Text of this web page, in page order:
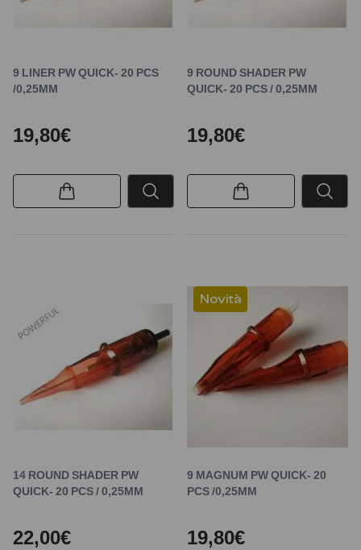
9 LINER PW QUICK- 20 PCS
/0,25MM
19,80€
9 ROUND SHADER PW
QUICK- 20 PCS / 0,25MM
19,80€
14 ROUND SHADER PW
QUICK- 20 PCS / 0,25MM
22,00€
Novità
9 MAGNUM PW QUICK- 20
PCS /0,25MM
19,80€